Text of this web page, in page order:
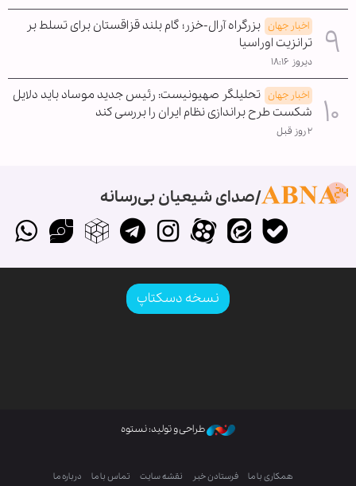
اخبار جهان بزرگراه آرال-خزر؛ گام بلند قزاقستان برای تسلط بر
ترانزیت اوراسیا
دیروز ۱۸:۱۶
اخبار جهان تحلیلگر صهیونیست: رئیس جدید موساد باید دلایل
شکست طرح براندازی نظام ایران را بررسی کند
۲ روز قبل
صدای شیعیان بی‌رسانه
نسخه دسکتاپ
طراحی و تولید: نستوه
همکاری با ما فرستادن خبر نقشه سایت تماس با ما درباره ما